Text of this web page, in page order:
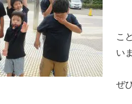
こ
い
ぜ